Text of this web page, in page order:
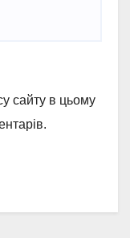
сайту в цьому